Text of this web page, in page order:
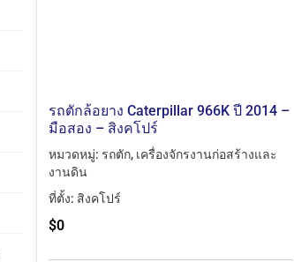
รถตักล้อยาง Caterpillar 966K ปี 2014 –
มือสอง – สิงคโปร์
หมวดหมู่: รถตัก, เครื่องจักรงานก่อสร้างและ
งานดิน
ที่ตั้ง: สิงคโปร์
$0